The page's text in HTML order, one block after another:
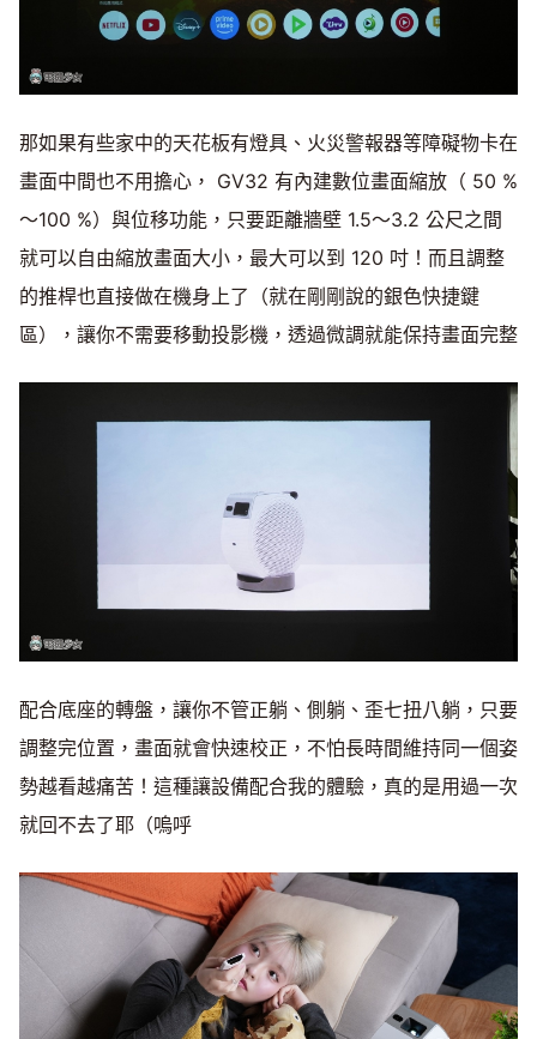
那如果有些家中的天花板有燈具、火災警報器等障礙物卡在
畫面中間也不用擔心， GV32 有內建數位畫面縮放（ 50 %
～100 %）與位移功能，只要距離牆壁 1.5～3.2 公尺之間
就可以自由縮放畫面大小，最大可以到 120 吋！而且調整
的推桿也直接做在機身上了（就在剛剛說的銀色快捷鍵
區），讓你不需要移動投影機，透過微調就能保持畫面完整
配合底座的轉盤，讓你不管正躺、側躺、歪七扭八躺，只要
調整完位置，畫面就會快速校正，不怕長時間維持同一個姿
勢越看越痛苦！這種讓設備配合我的體驗，真的是用過一次
就回不去了耶（嗚呼